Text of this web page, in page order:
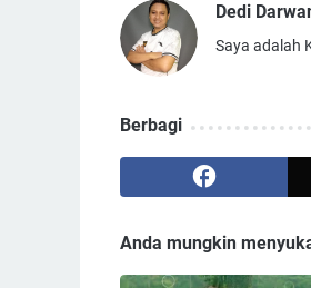
Dedi
Saya adalah
Berbagi
Anda mungkin